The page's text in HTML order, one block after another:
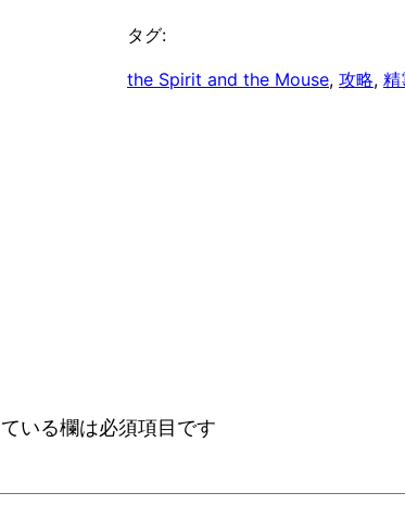
タグ:
the Spirit and the Mouse, 攻略, 精
いる欄は必須項目です